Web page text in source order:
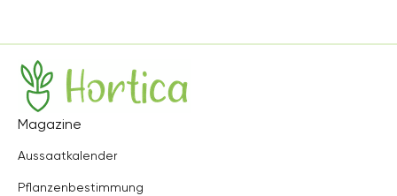
Hortica
Magazine
Aussaatkalender
Pflanzenbestimmung